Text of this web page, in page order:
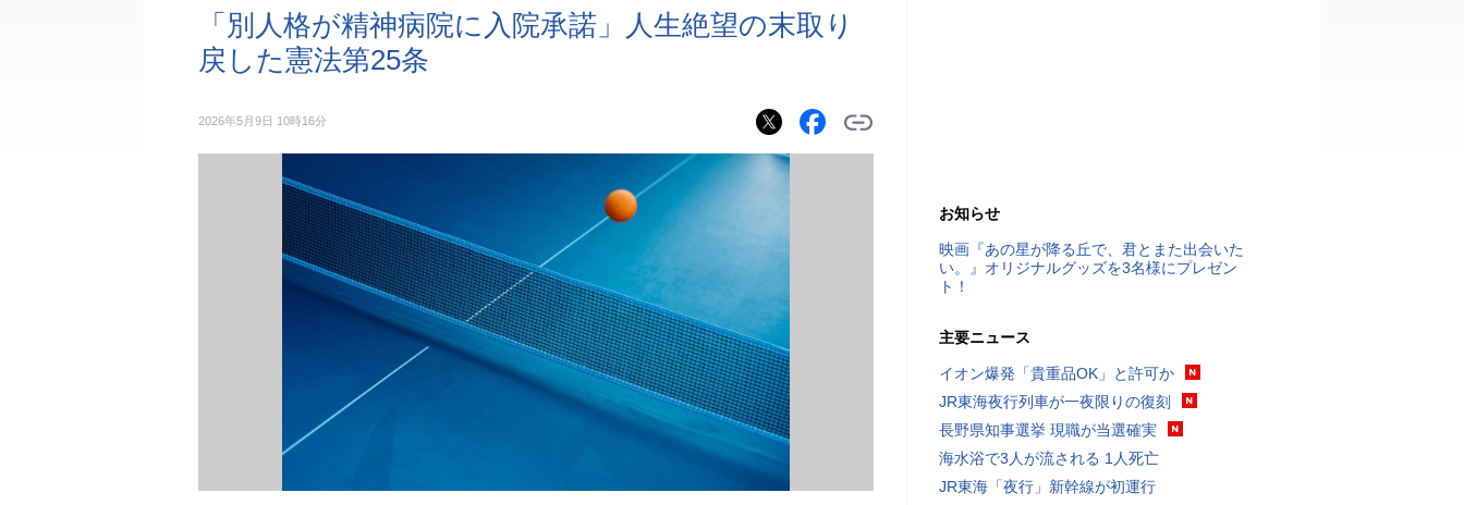
「別人格が精神病院に入院承諾」人生絶望の末取り
戻した憲法第25条
2026年5月9日 10時16分
お知らせ
映画『あの星が降る丘で、君とまた出会いた
い。』オリジナルグッズを3名様にプレゼン
ト！
主要ニュース
イオン爆発「貴重品OK」と許可か
JR東海夜行列車が一夜限りの復刻
長野県知事選挙 現職が当選確実
海水浴で3人が流される 1人死亡
JR東海「夜行」新幹線が初運行